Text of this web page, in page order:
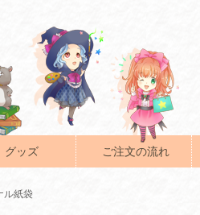
グッズ ご注文の流れ
ル紙袋